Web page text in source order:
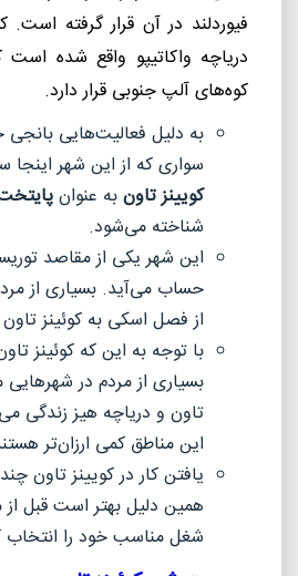
فیوردلند در آن قرار گرفته است.
دریاچه واکاتیپو واقع شده
کوه‌های آلپ جنوبی قرار دارد.
به دلیل فعالیت‌هایی
سواری که از این شهر اینجا
کویینز تاونبه عنوان
شناخته می‌شود.
این شهر یکی از مقاصد
حساب می‌آید. بسیاری از
از فصل اسکی به کوئینز
با توجه به این که کوئینز
بسیاری از مردم در شهرهایی
تاون و دریاچه هیز زندگی
این مناطق کمی ارزان‌تر
یافتن کار در کویینز تاون
همین دلیل بهتر است قبل
شغل مناسب خود را انتخاب